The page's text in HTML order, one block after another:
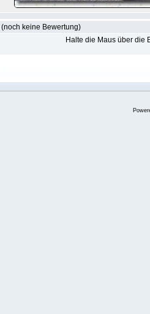
(noch keine Bewertung)
Halte die Maus über die